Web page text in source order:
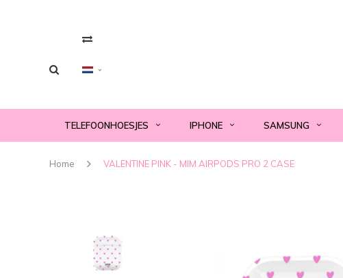
TELEFOONHOESJES IPHONE SAMSUNG
Home VALENTINE PINK - MIM AIRPODS PRO 2 CASE